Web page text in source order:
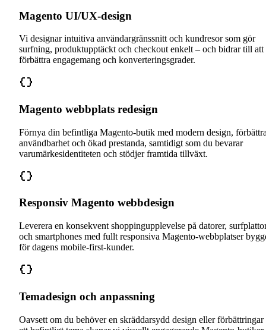
Magento UI/UX-design
Vi designar intuitiva användargränssnitt och kundresor som gör
surfning, produktupptäckt och checkout enkelt – och bidrar till att
förbättra engagemang och konverteringsgrader.
Magento webbplats redesign
Förnya din befintliga Magento-butik med modern design,
användbarhet och ökad prestanda, samtidigt som du bevarar
varumärkesidentiteten och stödjer framtida tillväxt.
Responsiv Magento webbdesign
Leverera en konsekvent shoppingupplevelse på datorer,
och smartphones med fullt responsiva Magento-webbplatser
för dagens mobile-first-kunder.
Temadesign och anpassning
Oavsett om du behöver en skräddarsydd design eller förbättringar